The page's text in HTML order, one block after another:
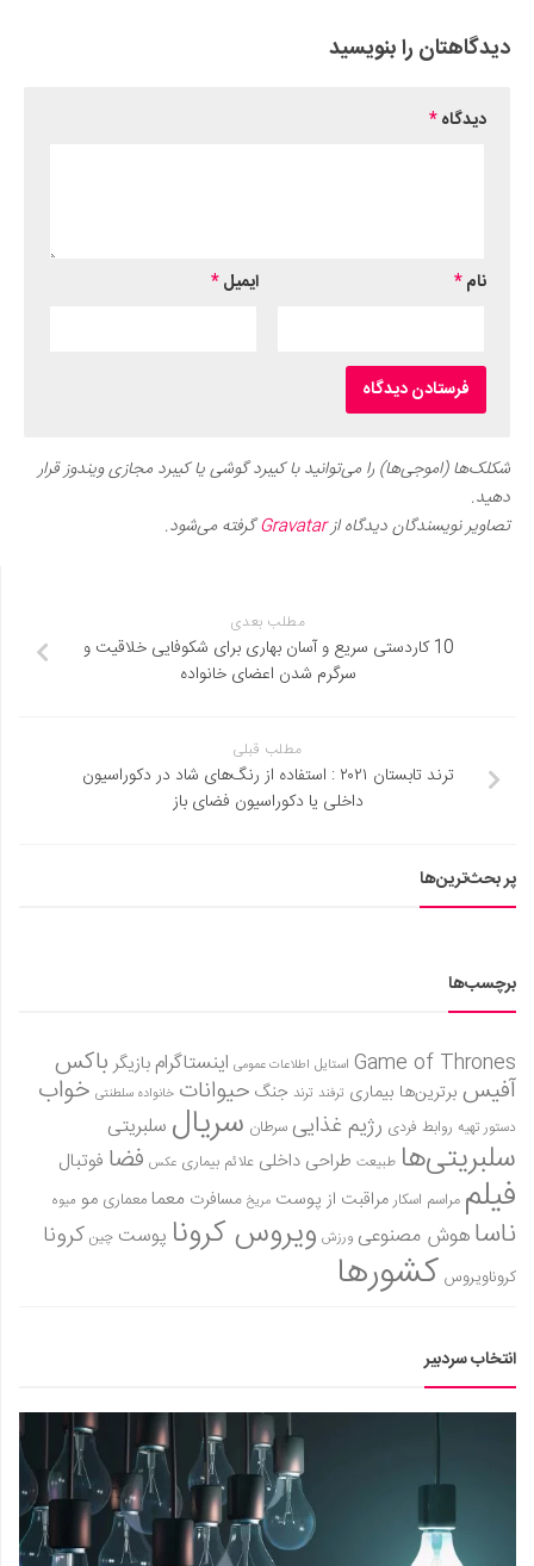
دیدگاهتان را بنویسید
دیدگاه*
نام* ایمیل*
شکلک‌ها (اموجی‌ها) را می‌توانید با کیبرد گوشی یا کیبرد مجازی ویندوز قرار
دهید.
تصاویر نویسندگان دیدگاه ازGravatarگرفته می‌شود.
مطلب بعدی
10 کاردستی سریع و آسان بهاری برای شکوفایی خلاقیت و
سرگرم شدن اعضای خانواده
مطلب قبلی
ترند تابستان ۲۰۲۱ : استفاده از رنگ‌های شاد در دکوراسیون
داخلی یا دکوراسیون فضای باز
پر بحث‌ترین‌ها
برچسب‌ها
Game of Thrones استایل اطلاعات عمومی اینستاگرام بازیگر باکس
آفیس برترین‌ها بیماری ترفند ترند جنگ حیوانات خانواده سلطنتی خواب
دستور تهیه روابط فردی رژیم غذاییسرطان سریال سلبریتی
سلبریتی‌ها طبیعت طراحی داخلی علائم بیماری عکس فضا فوتبال
فیلم مراسم اسکارمراقبت از پوست مریخ مسافرت معمامعماری مو میوه
ناساهوش مصنوعی ورزش ویروس کرونا پوست چین کرونا
کروناویروس کشورها
انتخاب سردبیر